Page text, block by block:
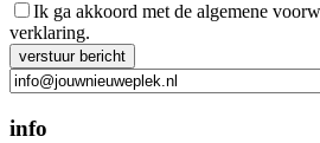
Ik ga akkoord met de algemene
verklaring.
Gelieve dit veld leeg te laten.
info